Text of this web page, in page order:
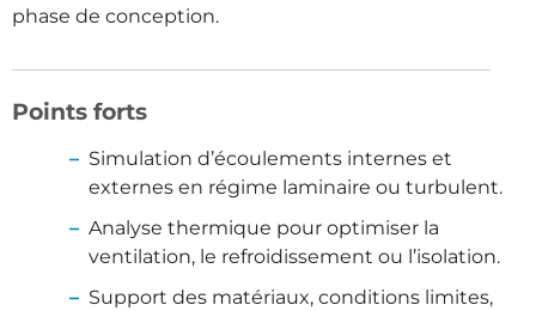
phase de conception.
Points forts
Simulation d’écoulements internes et
externes en régime laminaire ou turbulent.
Analyse thermique pour optimiser la
ventilation, le refroidissement ou l’isolation.
Support des matériaux, conditions limites,